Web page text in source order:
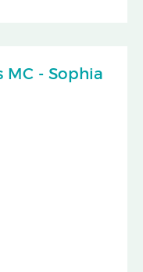
MC - Sophia